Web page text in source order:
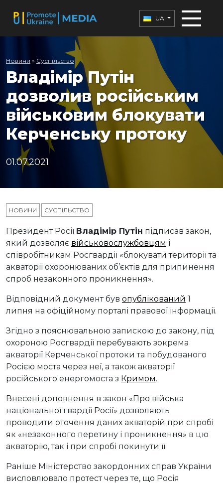
UA
Новини » Суспільство
Владімір Путін
дозволив російським
військовим блокувати
Керченську протоку
01.07.2021
НОВИНИ СУСПІЛЬСТВО
Президент Росії Владімір Путін підписав закон,
який дозволяє військовослужбовцям і
співробітникам Росгвардії «блокувати території та
акваторії охоронюваних об’єктів для припинення
спроб незаконного проникнення».
Відповідний документ був опублікований 1
липня на офіційному порталі правової інформації.
Згідно з пояснювальною запискою до закону, під
охороною Росгвардії перебувають зокрема
акваторії Керченської протоки та побудованого
Росією моста через неї, а також акваторії
російського енергомоста з Кримом.
Внесені доповнення в закон «Про війська
національної гвардії Росії» дозволяють
проводити оточення даних акваторій при спробі
як «незаконного перетину і проникнення» в цю
акваторію, так і при спробі покинути її.
Раніше Міністерство закордонних справ України
висловлювало протест через те, що Росія